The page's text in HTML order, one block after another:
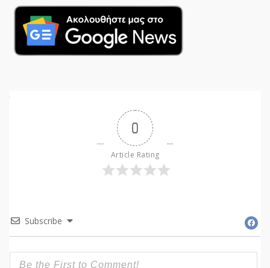
0
Article Rating
Subscribe